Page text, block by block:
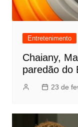
Entretenimento
Chaiany,
paredão do
23 de